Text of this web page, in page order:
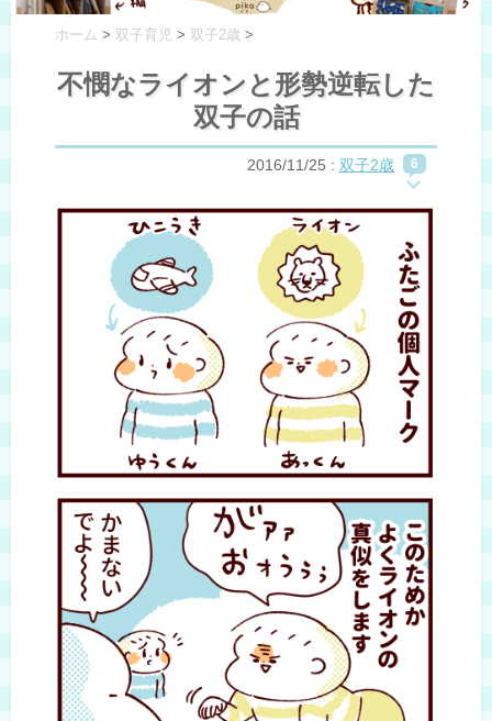
ホーム > 双子育児 > 双子2歳 >
不憫なライオンと形勢逆転した
双子の話
2016/11/25 : 双子2歳 6